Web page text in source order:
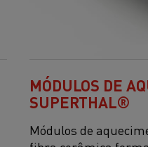
MÓDULOS DE
SUPERTHAL®
Módulos de